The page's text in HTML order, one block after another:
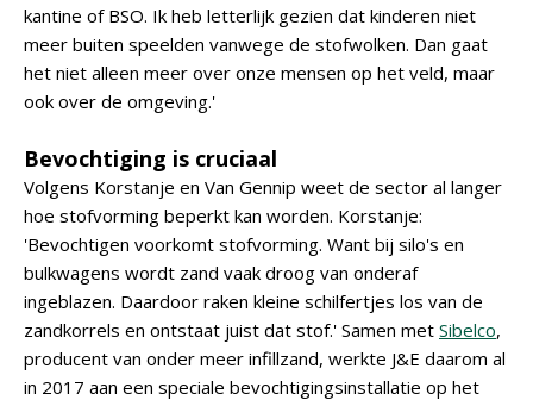
kantine of BSO. Ik heb letterlijk gezien dat kinderen niet
meer buiten speelden vanwege de stofwolken. Dan gaat
het niet alleen meer over onze mensen op het veld, maar
ook over de omgeving.'
Bevochtiging is cruciaal
Volgens Korstanje en Van Gennip weet de sector al langer
hoe stofvorming beperkt kan worden. Korstanje:
'Bevochtigen voorkomt stofvorming. Want bij silo's en
bulkwagens wordt zand vaak droog van onderaf
ingeblazen. Daardoor raken kleine schilfertjes los van de
zandkorrels en ontstaat juist dat stof.' Samen met Sibelco,
producent van onder meer infillzand, werkte J&E daarom al
in 2017 aan een speciale bevochtigingsinstallatie op het